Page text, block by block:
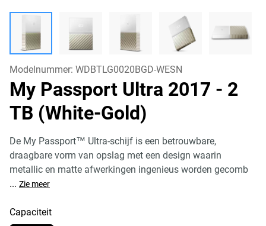
Modelnummer: WDBTLG0020BGD-WESN
My Passport Ultra 2017 - 2
TB (White-Gold)
De My Passport™ Ultra-schijf is een betrouwbare,
draagbare vorm van opslag met een design waarin
metallic en matte afwerkingen ingenieus worden gecomb
... Zie meer
Capaciteit